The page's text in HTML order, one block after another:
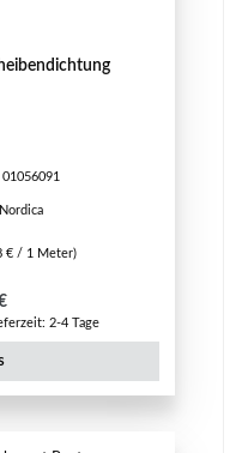
01056091
€ / 1 Meter)
Preis:
2-4 Tage